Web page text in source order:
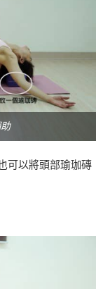
可以將頭部瑜珈磚